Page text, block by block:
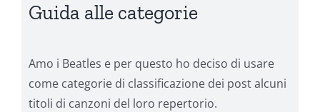
Guida alle categorie
Amo i Beatles e per questo ho deciso di usare
come categorie di classificazione dei post alcuni
titoli di canzoni del loro repertorio.